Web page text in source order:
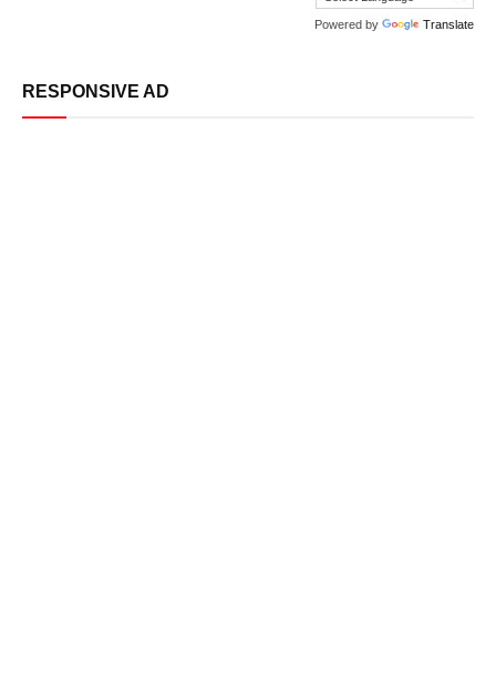
Powered by Translate
RESPONSIVE AD